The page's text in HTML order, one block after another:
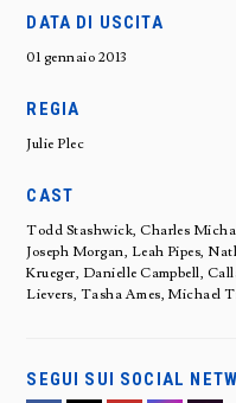
DATA DI USCITA
01 gennaio 2013
REGIA
Julie Plec
CAST
Todd Stashwick, Charles
Joseph Morgan, Leah Pipes,
Krueger, Danielle Campbell,
Lievers, Tasha Ames, Michael
SEGUI SUI SOCIAL